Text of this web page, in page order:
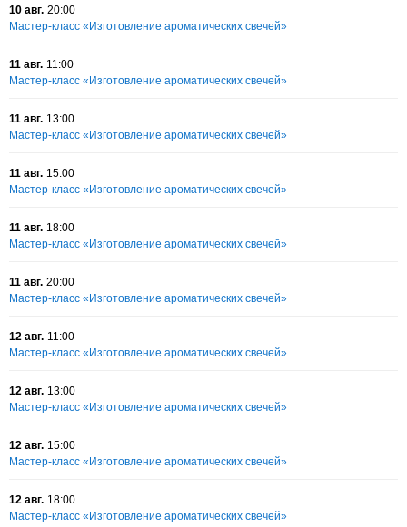
10 авг. 20:00
Мастер-класс «Изготовление ароматических свечей»
11 авг. 11:00
Мастер-класс «Изготовление ароматических свечей»
11 авг. 13:00
Мастер-класс «Изготовление ароматических свечей»
11 авг. 15:00
Мастер-класс «Изготовление ароматических свечей»
11 авг. 18:00
Мастер-класс «Изготовление ароматических свечей»
11 авг. 20:00
Мастер-класс «Изготовление ароматических свечей»
12 авг. 11:00
Мастер-класс «Изготовление ароматических свечей»
12 авг. 13:00
Мастер-класс «Изготовление ароматических свечей»
12 авг. 15:00
Мастер-класс «Изготовление ароматических свечей»
12 авг. 18:00
Мастер-класс «Изготовление ароматических свечей»